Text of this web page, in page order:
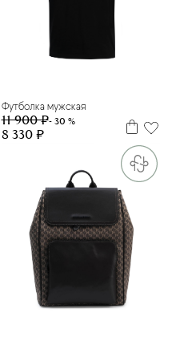
Футболка мужская
11 900 ₽- 30 %
8 330 ₽